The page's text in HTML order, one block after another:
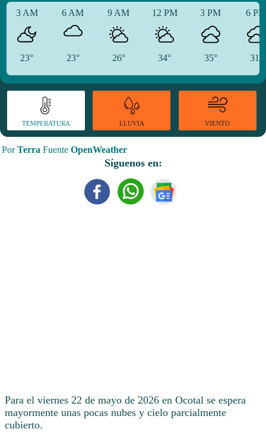
3 AM
23°
6 AM
23°
9 AM
26°
12 PM
34°
3 PM
35°
6
31°
TEMPERATURA LLUVIA VIENTO
PorTerra Fuente OpenWeather
Síguenos en:
Para el viernes 22 de mayo de 2026 en Ocotal se espera
mayormente unas pocas nubes y cielo parcialmente
cubierto.